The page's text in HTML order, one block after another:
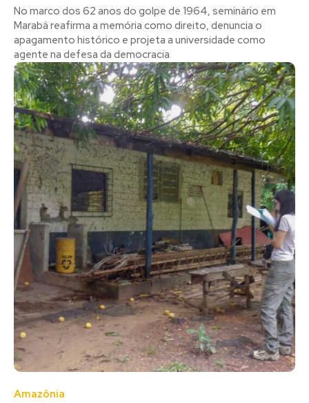
No marco dos 62 anos do golpe de 1964, seminário em
Marabá reafirma a memória como direito, denuncia o
apagamento histórico e projeta a universidade como
agente na defesa da democracia
Amazônia